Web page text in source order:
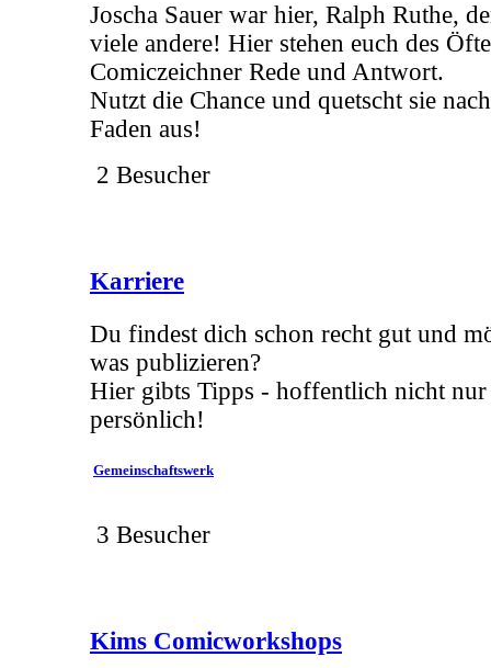
Joscha Sauer war hier, Ralph Ruthe,
viele andere! Hier stehen euch des
Comiczeichner Rede und Antwort.
Nutzt die Chance und quetscht sie
Faden aus!
2 Besucher
Karriere
Du findest dich schon recht gut und
was publizieren?
Hier gibts Tipps - hoffentlich nicht
persönlich!
Gemeinschaftswerk
3 Besucher
Kims Comicworkshops